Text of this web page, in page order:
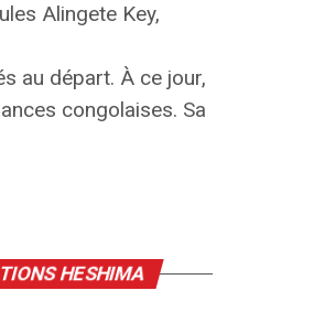
Alingete Key,
au départ. À ce jour,
congolaises. Sa
HESHIMA